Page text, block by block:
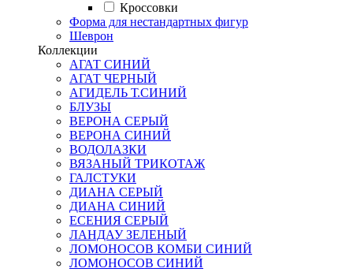
Кроссовки
Форма для нестандартных фигур
Шеврон
Коллекции
АГАТ СИНИЙ
АГАТ ЧЕРНЫЙ
АГИДЕЛЬ Т.СИНИЙ
БЛУЗЫ
ВЕРОНА СЕРЫЙ
ВЕРОНА СИНИЙ
ВОДОЛАЗКИ
ВЯЗАНЫЙ ТРИКОТАЖ
ГАЛСТУКИ
ДИАНА СЕРЫЙ
ДИАНА СИНИЙ
ЕСЕНИЯ СЕРЫЙ
ЛАНДАУ ЗЕЛЕНЫЙ
ЛОМОНОСОВ КОМБИ СИНИЙ
ЛОМОНОСОВ СИНИЙ